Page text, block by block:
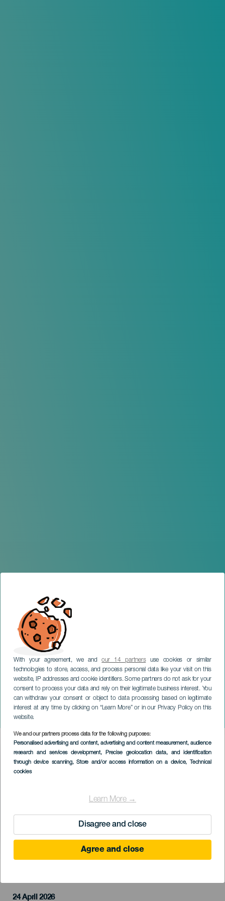
With your agreement, we andour 14 partnersuse cookies or similar
technologies to store, access, and process personal data like your visit on this
website, IP addresses and cookie identifiers. Some partners do not ask for your
consent to process your data and rely on their legitimate business interest. You
can withdraw your consent or object to data processing based on legitimate
interest at any time by clicking on “Learn More” or in our Privacy Policy on this
website.
We and our partners process data for the following purposes:
Personalised advertising and content, advertising and content measurement, audience
research and services development, Precise geolocation data, and identification
through device scanning, Store and/or access information on a device, Technical
cookies
Learn More →
Disagree and close
Agree and close
Kike Pérez: Humor
TENERIFE
Imagen
Listado
24 April 2026